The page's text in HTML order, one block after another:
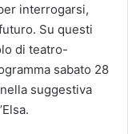
interrogarsi,
Su questi
di teatro-
sabato 28
suggestiva